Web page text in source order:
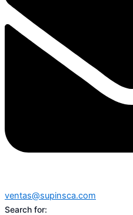
ventas@supinsca.com
Search for: